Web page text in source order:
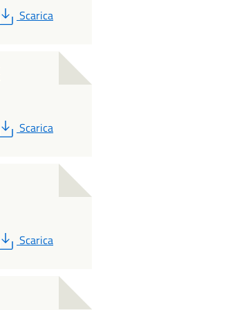
PDF
Scarica
PDF
Scarica
PDF
Scarica